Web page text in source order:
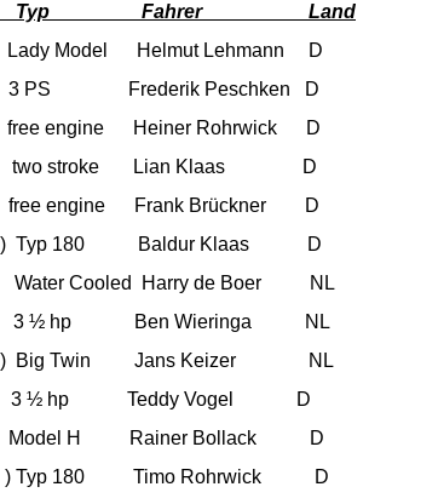
Typ Fahrer Land
Model Helmut Lehmann D
PS Frederik Peschken D
engine Heiner Rohrwick D
two stroke Lian Klaas D
engine Frank Brückner D
) Typ 180 Baldur Klaas D
Cooled Harry de Boer NL
) 3 ½ hp Ben Wieringa NL
) Big Twin Jans Keizer NL
3 ½ hp Teddy Vogel D
H Rainer Bollack D
) Typ 180 Timo Rohrwick D